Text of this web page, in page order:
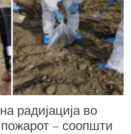
радијација во
– соопшти